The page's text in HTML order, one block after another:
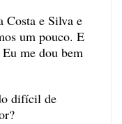
Costa e Silva e
um pouco. E
me dou bem
difícil de